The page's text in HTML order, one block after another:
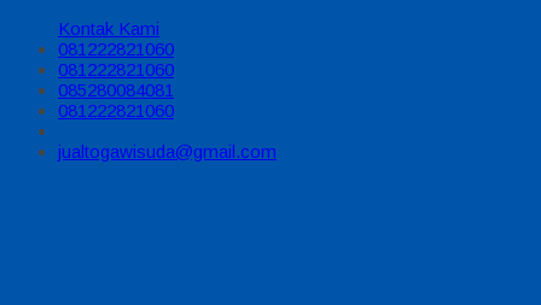
Kontak Kami
081222821060
081222821060
085280084081
081222821060
jualtogawisuda@gmail.com